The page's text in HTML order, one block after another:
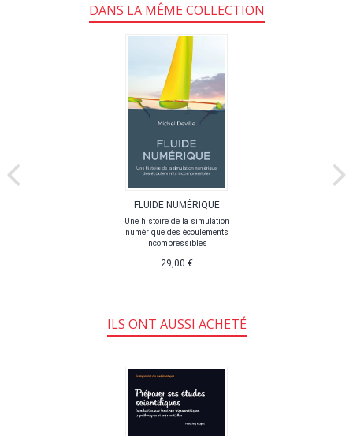
DANS LA MÊME COLLECTION
FLUIDE NUMÉRIQUE
Une histoire de la simulation
numérique des écoulements
incompressibles
29,00 €
ILS ONT AUSSI ACHETÉ